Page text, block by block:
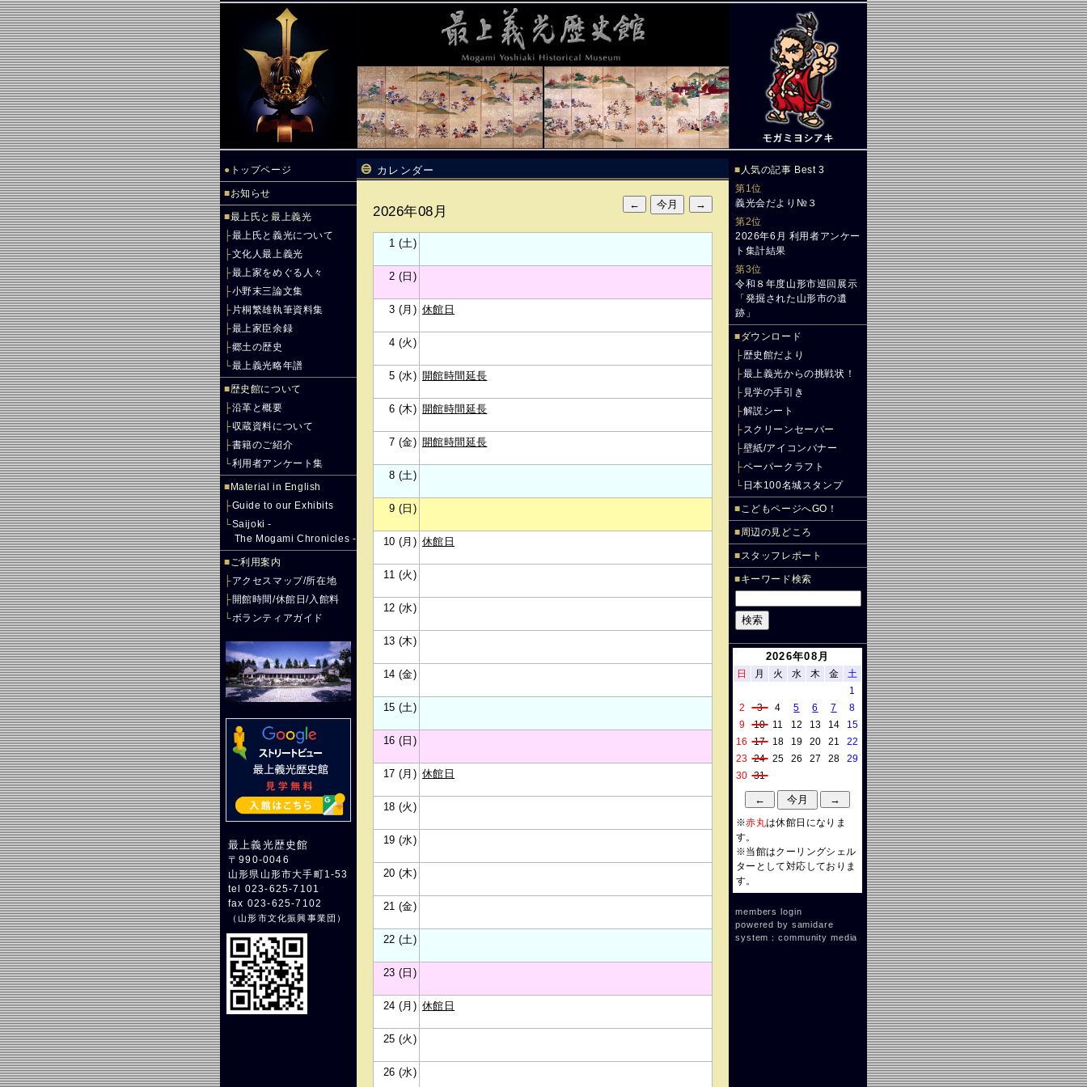
● トップページ
■お知らせ
■最上氏と最上義光
├最上氏と義光について
├文化人最上義光
├最上家をめぐる人々
├小野末三論文集
├ 片桐繁雄執筆資料集
├最上家臣余録
├郷土の歴史
└最上義光略年譜
■歴史館について
├沿革と概要
├収蔵資料について
├書籍のご紹介
└利用者アンケート集
■ Material in English
├Guide to our Exhibits
└Saijoki -
The Mogami Chronicles -
■ご利用案内
├アクセスマップ/所在地
├開館時間/休館日/入館料
└ボランティアガイド
最上義光歴史館
〒990-0046
山形県山形市大手町1-53
tel 023-625-7101
fax 023-625-7102
（山形市文化振興事業団 ）
カレンダー
2026年08月
1 (土)
2 (日)
3 (月) 休館日
4 (火)
5 (水) 開館時間延長
6 (木) 開館時間延長
7 (金) 開館時間延長
8 (土)
9 (日)
10 (月) 休館日
11 (火)
12 (水)
13 (木)
14 (金)
15 (土)
16 (日)
17 (月) 休館日
18 (火)
19 (水)
20 (木)
21 (金)
22 (土)
23 (日)
24 (月) 休館日
25 (火)
26 (水)
■ 人気の記事 Best 3
第1位
義光会だより№３
第2位
2026年6月 利用者アンケー
ト集計結果
第3位
令和８年度山形市巡回展示
「発掘された山形市の遺
跡」
■ダウンロード
├歴史館だより
├最上義光からの挑戦状！
├ 見学の手引き
├解説シート
├スクリーンセーバー
├壁紙/アイコンバナー
├ペーパークラフト
└ 日本100名城スタンプ
■こどもページへGO！
■周辺の見どころ
■スタッフレポート
■キーワード検索
2026年08月
日 月 火 水 木 金
土
1
2
3 4 5 6 7
8
9
10 11 12 13 14
15
16
17 18 19 20 21
22
23 24 25 26 27 28
29
30 31
※赤丸は休館日になりま
す。
※当館はクーリングシェル
ターとして対応しておりま
す。
members login
powered by samidare
system：community media